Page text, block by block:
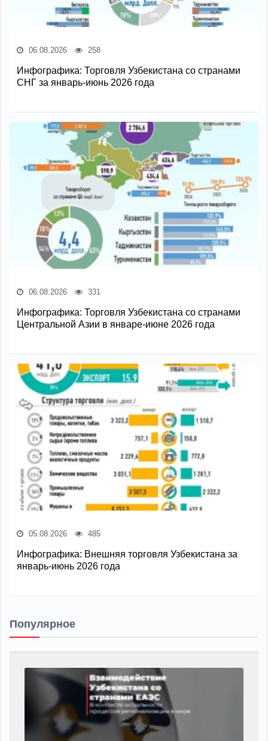
06.08.2026 258
Инфографика: Торговля Узбекистана со странами
СНГ за январь-июнь 2026 года
06.08.2026 331
Инфографика: Торговля Узбекистана со странами
Центральной Азии в январе-июне 2026 года
05.08.2026 485
Инфографика: Внешняя торговля Узбекистана за
январь-июнь 2026 года
Популярное